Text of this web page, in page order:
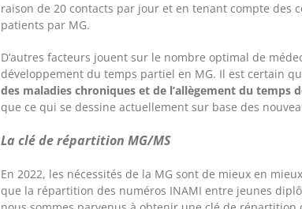
raison de 20 contacts par jour et en tenant compte des
patients par MG.
D’autres facteurs jouent sur le nombre optimal de
développement du temps partiel en MG. Il est certain
des maladies chroniques et de l’allègement du temps
que ce qui se dessine actuellement sur base des
La clé de répartition MG/MS
En 2022, les nécessités de la MG sont de mieux en
que la répartition des numéros INAMI entre jeunes